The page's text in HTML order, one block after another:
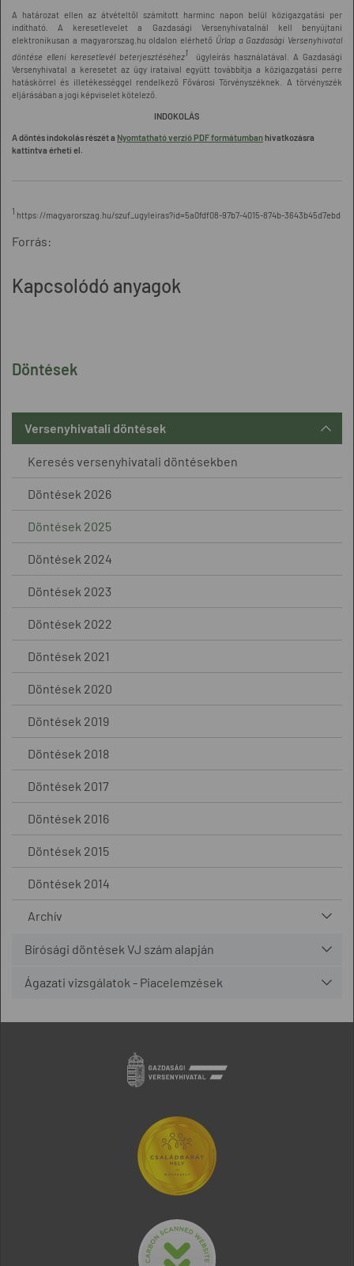
Döntések
Versenyhivatali döntések
Keresés versenyhivatali döntésekben
Döntések 2026
Döntések 2025
Döntések 2024
Döntések 2023
Döntések 2022
Döntések 2021
Döntések 2020
Döntések 2019
Döntések 2018
Döntések 2017
Döntések 2016
Döntések 2015
Döntések 2014
Archív
Bírósági döntések VJ szám alapján
Ágazati vizsgálatok - Piacelemzések
A határozat ellen az átvételtől számított harminc napon belül közigazgatási per
indítható. A keresetlevelet a Gazdasági Versenyhivatalnál kell benyújtani
elektronikusan a magyarorszag.hu oldalon elérhető Űrlap a Gazdasági Versenyhivatal
döntése elleni keresetlevél beterjesztéséhez1 ügyleírás használatával. A Gazdasági
Versenyhivatal a keresetet az ügy irataival együtt továbbítja a közigazgatási perre
hatáskörrel és illetékességgel rendelkező Fővárosi Törvényszéknek. A törvényszék
eljárásában a jogi képviselet kötelező.
INDOKOLÁS
A döntés indokolás részét a Nyomtatható verzió PDF formátumbanhivatkozásra
kattintva érheti el.
1 https://magyarorszag.hu/szuf_ugyleiras?id=5a0fdf08-97b7-4015-874b-3643b45d7ebd
Forrás:
Kapcsolódó anyagok